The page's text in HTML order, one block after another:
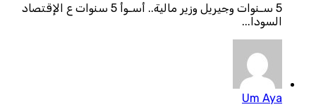
5 سـنوات وجيريل وزير مالية.. أسـوأ 5 سنوات ع الإقتصاد
السودا...
Um Aya